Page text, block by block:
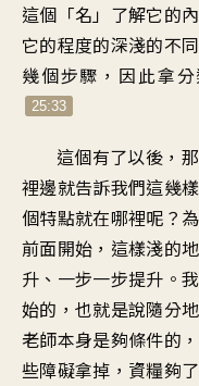
這個「名」了解它的
它的程度的深淺的不
幾個步驟，因此拿
25:33
這個有了以後，
裡邊就告訴我們這幾
個特點就在哪裡呢？
前面開始，這樣淺的
升、一步一步提升。
始的，也就是說隨分
老師本身是夠條件的
些障礙拿掉，資糧夠